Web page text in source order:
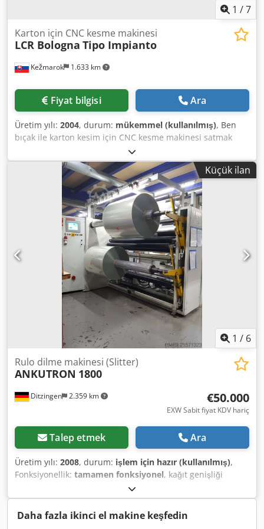
1 /7
Kežmarok 1.633 km
Karton için CNC kesme makinesi
LCR Bologna Tipo Impianto
Fiyat bilgisi Ara
Üretim yılı: 2004, durum: mükemmel (kullanılmış), Ben
bıçak ile karton kesim için CNC kesme makinesi satmak
Dsdpfxsd I N Etj Agpekr İyi durumda, genellikle üreticiye,
hemen satılabilir onarılır.
Küçük ilan
1 / 6
Ditzingen 2.359 km
Rulo dilme makinesi (Slitter)
ANKUTRON 1800
€50.000
EXW Sabit fiyat KDV hariç
Talep etmek Ara
Üretim yılı: 2008, durum: işlem için hazır (kullanılmış),
Fonksiyonellik: tamamen fonksiyonel, kağıt genişliği
, Çözme çapı: 1.000 mm Sarma çapı: 800
mm Maks. Hız: 400 m/dak 3 ve 6 inç için sürtünmeli miller
Çözme istasyonunda hidrolik kaldırıcı Dksdjywl D Nopfx
Agpsr Yapıştırma masası Kenar kılavuz kontrolü Tidland
Daha fazla ikinci el makine keşfedin